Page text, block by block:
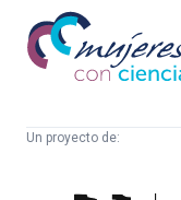
Mujeres
con
ciencia
Un proyecto de: